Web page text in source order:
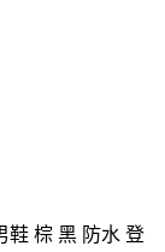
鞋 棕 黑 防水 登